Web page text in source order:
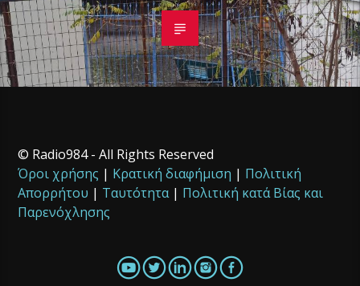
© Radio984 - All Rights Reserved
Όροι χρήσης | Κρατική διαφήμιση | Πολιτική
Απορρήτου | Ταυτότητα| Πολιτική κατά Βίας και
Παρενόχλησης